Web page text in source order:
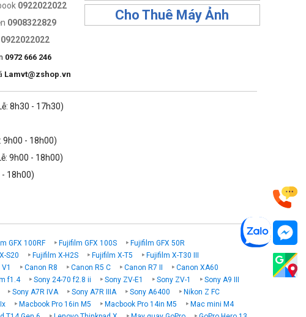
0922022022
0908322829
0922022022
0972 666 246
Lamvt@zshop.vn
Cho Thuê Máy Ảnh
8h30 - 17h30)
9h00 - 18h00)
9h00 - 18h00)
- 18h00)
GFX 100RF Fujifilm GFX 100S
Fujifilm GFX 50R
S20 Fujifilm X-H2S Fujifilm X-T5
Fujifilm X-T30 III
Canon R8 Canon R5 C Canon R7 II
Canon XA60
f1.4 Sony 24-70 f2.8 ii Sony ZV-E1 Sony ZV-1
Sony A9 III
Sony A7R IVA Sony A7R IIIA Sony A6400
Nikon Z FC
Macbook Pro 16in M5 Macbook Pro 14in M5
Mac mini M4